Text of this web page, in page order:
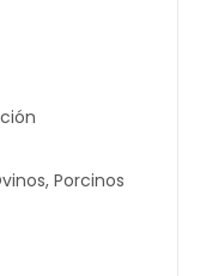
Porcinos